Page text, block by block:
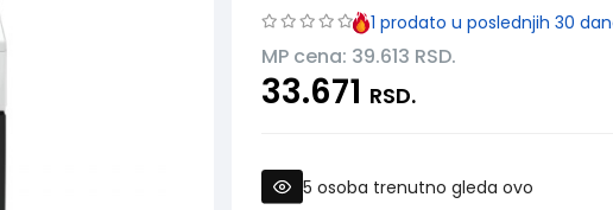
1 prodato u poslednjih 30
MP cena: 39.613 RSD.
33.671 RSD.
5 osoba trenutno gleda ovo